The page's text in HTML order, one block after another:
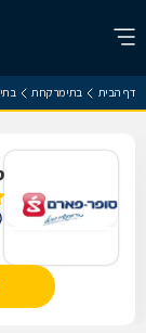
דף הבית בתי מרקחת